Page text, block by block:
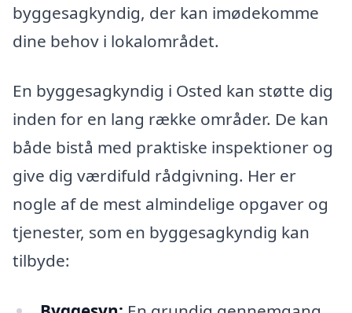
byggesagkyndig, der kan imødekomme
dine behov i lokalområdet.
En byggesagkyndig i Osted kan støtte dig
inden for en lang række områder. De kan
både bistå med praktiske inspektioner og
give dig værdifuld rådgivning. Her er
nogle af de mest almindelige opgaver og
tjenester, som en byggesagkyndig kan
tilbyde: